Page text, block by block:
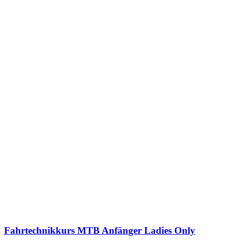
Fahrtechnikkurs MTB Anfänger Ladies Only